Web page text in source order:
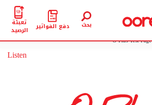
بحث دفع الفواتير تعبئة
الرصيد
O Plus Test Page
Listen